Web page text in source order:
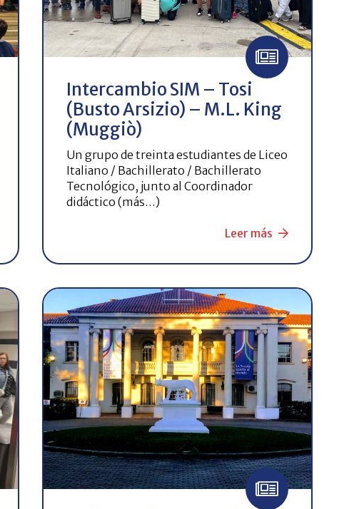
Intercambio SIM – Tosi
(Busto Arsizio) – M.L. King
(Muggiò)
Un grupo de treinta estudiantes de Liceo
Italiano / Bachillerato / Bachillerato
Tecnológico, junto al Coordinador
didáctico (más…)
Leer más